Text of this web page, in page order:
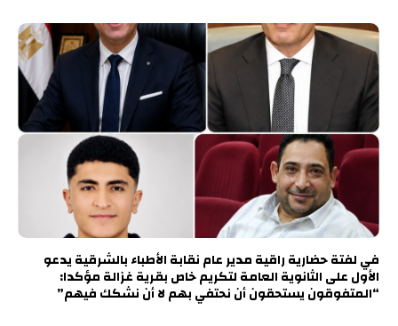
في لفتة حضارية راقية مدير عام نقابة الأطباء بالشرقية يدعو
الأول على الثانوية العامة لتكريم خاص بقرية غزالة مؤكدا:
“المتفوقون يستحقون أن نحتفي بهم لا أن نشكك فيهم”